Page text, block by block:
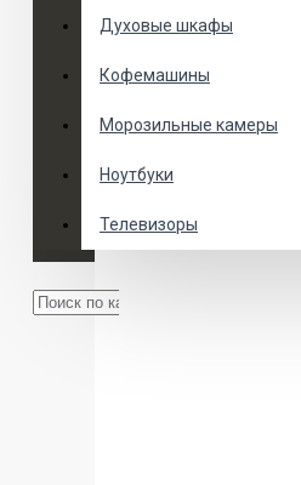
Духовые шкафы
Кофемашины
Морозильные камеры
Ноутбуки
Телевизоры